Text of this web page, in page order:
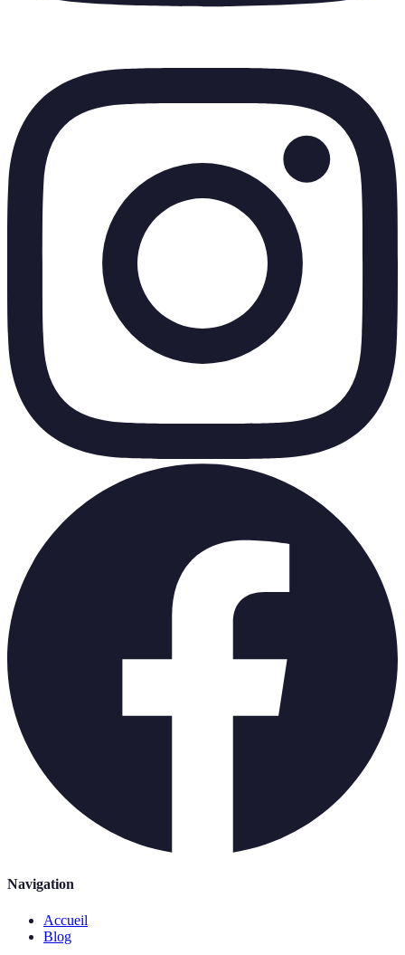
Navigation
Accueil
Blog